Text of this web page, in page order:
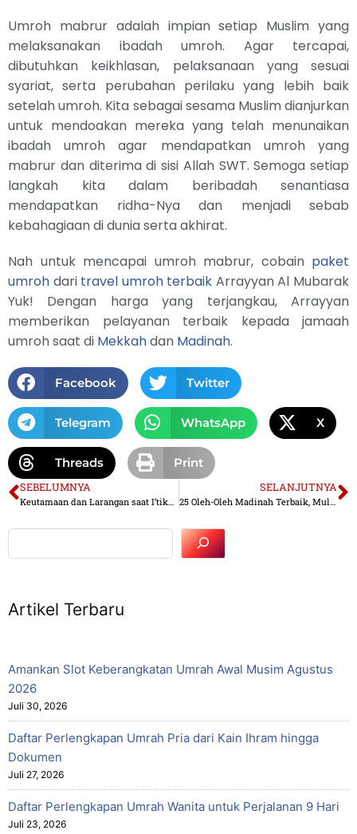
Umroh mabrur adalah impian setiap Muslim yang
melaksanakan ibadah umroh. Agar tercapai,
dibutuhkan keikhlasan, pelaksanaan yang sesuai
syariat, serta perubahan perilaku yang lebih baik
setelah umroh. Kita sebagai sesama Muslim dianjurkan
untuk mendoakan mereka yang telah menunaikan
ibadah umroh agar mendapatkan umroh yang
mabrur dan diterima di sisi Allah SWT. Semoga setiap
langkah kita dalam beribadah senantiasa
mendapatkan ridha-Nya dan menjadi sebab
kebahagiaan di dunia serta akhirat.
Nah untuk mencapai umroh mabrur, cobain paket
umroh dari travel umroh terbaik Arrayyan Al Mubarak
Yuk! Dengan harga yang terjangkau, Arrayyan
memberikan pelayanan terbaik kepada jamaah
umroh saat di Mekkahdan Madinah.
Facebook Twitter
Telegram WhatsApp X
Threads Print
SEBELUMNYA
Keutamaan dan Larangan saat I’tikaf di Masjidil Haram
SELANJUTNYA
25 Oleh-Oleh Madinah Terbaik, Mulai Dari Makanan hingga Souvenir Populer
Artikel Terbaru
Amankan Slot Keberangkatan Umrah Awal Musim Agustus
2026
Juli 30, 2026
Daftar Perlengkapan Umrah Pria dari Kain Ihram hingga
Dokumen
Juli 27, 2026
Daftar Perlengkapan Umrah Wanita untuk Perjalanan 9 Hari
Juli 23, 2026